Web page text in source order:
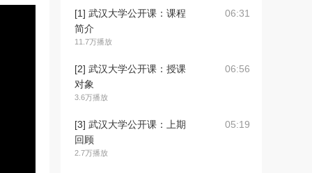
[1] 武汉大学公开课：课程
简介
11.7万播放
06:31
[2] 武汉大学公开课：授课
对象
3.6万播放
06:56
[3] 武汉大学公开课：上期
回顾
2.7万播放
05:19